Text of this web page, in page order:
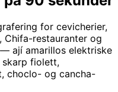
for cevicherier,
Chifa-restauranter og
ají amarillos elektriske
fiolett,
choclo- og cancha-